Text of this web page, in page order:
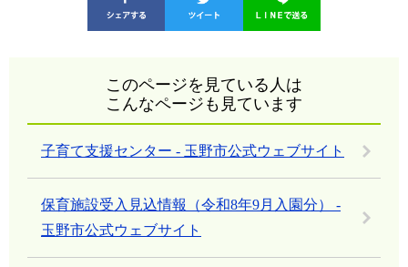
このページを見ている人は
こんなページも見ています
子育て支援センター - 玉野市公式ウェブサイト
保育施設受入見込情報（令和8年9月入園分） -
玉野市公式ウェブサイト